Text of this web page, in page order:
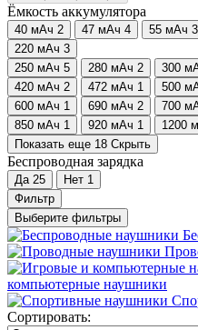
Ёмкость аккумулятора
40 мАч 2 47 мАч 4 55 мАч 3
220 мАч 3
250 мАч 5 280 мАч 2 300
420 мАч 2 472 мАч 1 500
600 мАч 1 690 мАч 2 700
850 мАч 1 920 мАч 1 1200
Показать еще 18 Скрыть
Беспроводная зарядка
Да 25 Нет 1
Фильтр
Выберите фильтры
компьютерные наушники
Сортировать: